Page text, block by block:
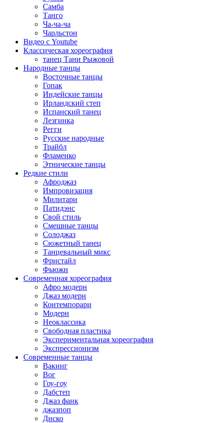
Самба
Танго
Ча-ча-ча
Чарльстон
Видео с Youtube
Классическая хореография
танец Тани Рыжовой
Народные танцы
Восточные танцы
Гопак
Индейские танцы
Ирландский степ
Испанский танец
Лезгинка
Регги
Русские народные
Трайбл
Фламенко
Этнические танцы
Редкие стили
Афроджаз
Импровизация
Милитари
Патидэнс
Свой стиль
Смешные танцы
Солоджаз
Сюжетный танец
Танцевальный микс
Фристайл
Фьюжн
Современная хореография
Афро модерн
Джаз модерн
Контемпорари
Модерн
Неоклассика
Свободная пластика
Экспериментальная хореография
Экспрессионизм
Современные танцы
Вакинг
Вог
Гоу-гоу
Дабстеп
Джаз фанк
джазпоп
Диско